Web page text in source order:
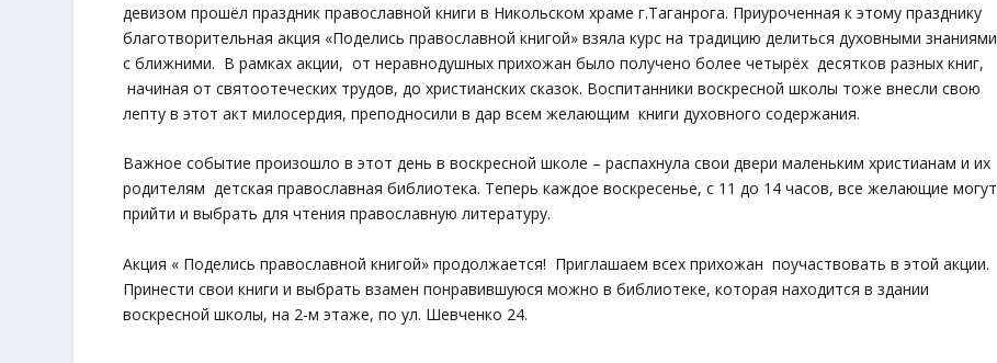
девизом прошёл праздник православной книги в Никольском храме г.Таганрога. Приуроченная к этому празднику
благотворительная акция «Поделись православной книгой» взяла курс на традицию делиться духовными знаниями
с ближними. В рамках акции, от неравнодушных прихожан было получено более четырёх десятков разных книг,
начиная от святоотеческих трудов, до христианских сказок. Воспитанники воскресной школы тоже внесли свою
лепту в этот акт милосердия, преподносили в дар всем желающим книги духовного содержания.
Важное событие произошло в этот день в воскресной школе – распахнула свои двери маленьким христианам и их
родителям детская православная библиотека. Теперь каждое воскресенье, с 11 до 14 часов, все желающие могут
прийти и выбрать для чтения православную литературу.
Акция « Поделись православной книгой» продолжается! Приглашаем всех прихожан поучаствовать в этой акции.
Принести свои книги и выбрать взамен понравившуюся можно в библиотеке, которая находится в здании
воскресной школы, на 2-м этаже, по ул. Шевченко 24.